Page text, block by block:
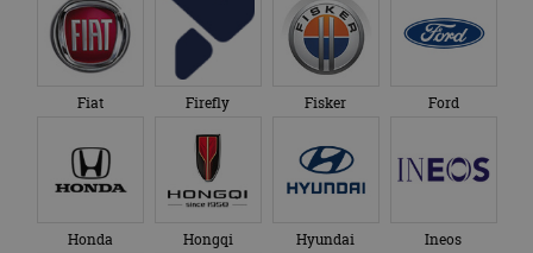
Fiat Firefly Fisker Ford
Honda Hongqi Hyundai Ineos